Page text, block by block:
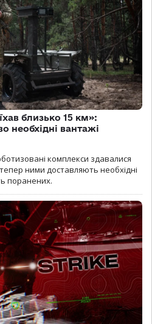
близько 15 км»:
необхідні вантажі
комплекси здавалися
ними доставляють необхідні
поранених.